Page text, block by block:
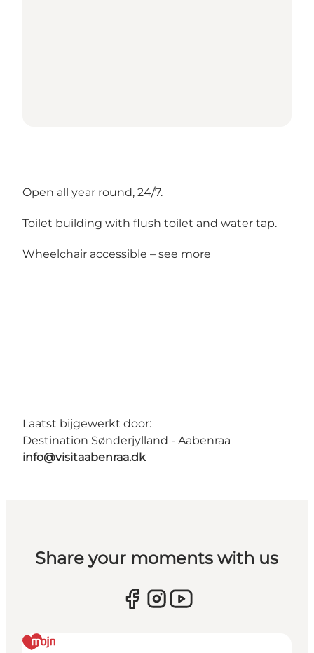
Open all year round, 24/7.
Toilet building with flush toilet and water tap.
Wheelchair accessible – see more
Laatst bijgewerkt door:
Destination Sønderjylland - Aabenraa
info@visitaabenraa.dk
Share your moments with us